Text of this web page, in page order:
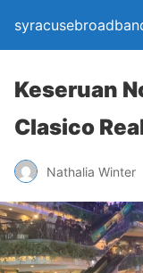
Keseruan
Clasico
Nathalia Winter